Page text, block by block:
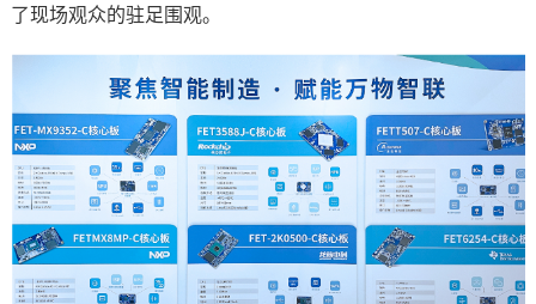
了现场观众的驻足围观。